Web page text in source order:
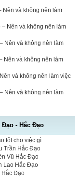
Nên và không nên làm
Nên và không nên làm
Nên và không nên làm
Nên và không nên làm
và không nên làm việc
Nên và không nên làm
- Hắc Đạo
tốt cho việc gì
Trần Hắc Đạo
Vũ Hắc Đạo
Lao Hắc Đạo
Hắc Đạo
xấu – Tính chất và ý